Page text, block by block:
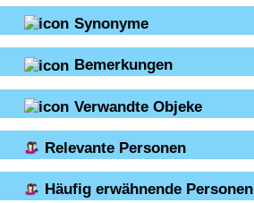
Synonyme
Bemerkungen
Verwandte Objeke
Relevante Personen
Häufig erwähnende Personen